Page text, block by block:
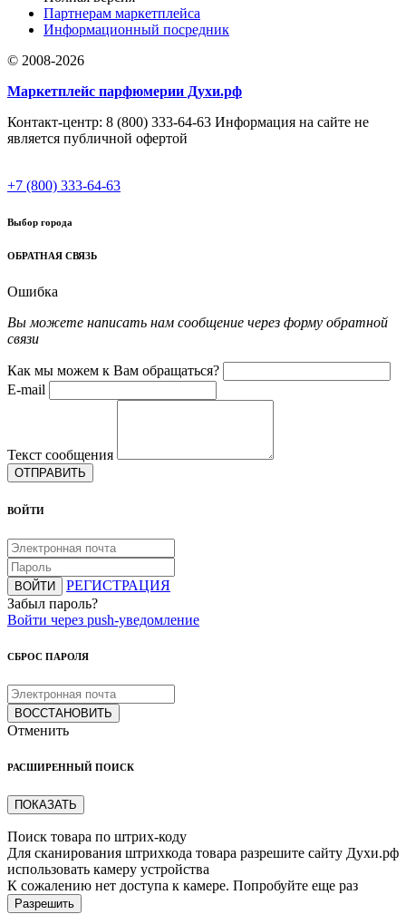
Партнерам маркетплейса
Информационный посредник
© 2008-2026
Маркетплейс парфюмерии Духи.рф
Контакт-центр: 8 (800) 333-64-63 Информация на сайте не
является публичной офертой
+7 (800) 333-64-63
Выбор города
ОБРАТНАЯ СВЯЗЬ
Ошибка
Вы можете написать нам сообщение через форму обратной
связи
Как мы можем к Вам обращаться?
E-mail
Текст сообщения
ОТПРАВИТЬ
ВОЙТИ
ВОЙТИ
РЕГИСТРАЦИЯ
Забыл пароль?
Войти через push-уведомление
СБРОС ПАРОЛЯ
ВОССТАНОВИТЬ
Отменить
РАСШИРЕННЫЙ ПОИСК
ПОКАЗАТЬ
Поиск товара по штрих-коду
Для сканирования штрихкода товара разрешите сайту Духи.рф
использовать камеру устройства
К сожалению нет доступа к камере. Попробуйте еще раз
Разрешить